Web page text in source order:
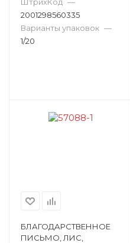
Гирлянда для елки
Декоративная фигура
Хвойная гирлянда
Почетная грамота
2001298560335
Варианты упаковок —
1/20
БЛАГОДАРСТВЕННОЕ
ПИСЬМО, ЛИС,